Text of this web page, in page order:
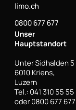
limo.ch
0800 677 677
Unser
Hauptstandort
Unter Sidhalden 5
6010 Kriens,
Luzern
Tel.: 041 310 55 55
oder 0800 677 677